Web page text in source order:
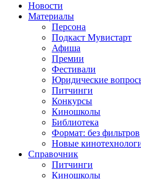
Новости
Материалы
Персона
Подкаст Мувистарт
Афиша
Премии
Фестивали
Юридические
Питчинги
Конкурсы
Киношколы
Библиотека
Формат: без фильтров
Новые
Справочник
Питчинги
Киношколы